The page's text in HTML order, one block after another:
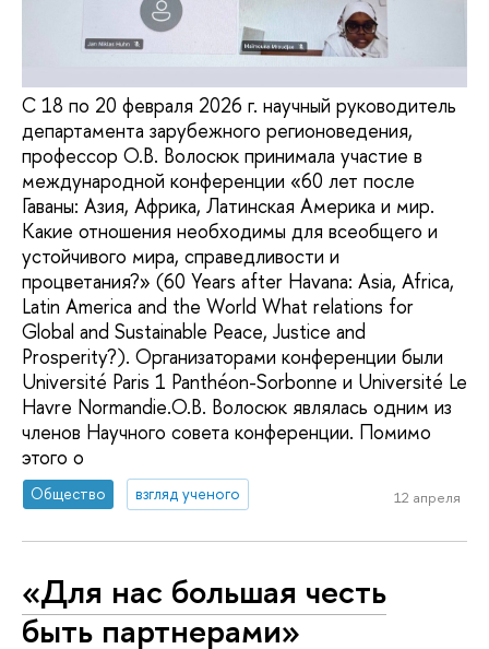
С 18 по 20 февраля 2026 г. научный руководитель
департамента зарубежного регионоведения,
профессор О.В. Волосюк принимала участие в
международной конференции «60 лет после
Гаваны: Азия, Африка, Латинская Америка и мир.
Какие отношения необходимы для всеобщего и
устойчивого мира, справедливости и
процветания?» (60 Years after Havana: Asia, Africa,
Latin America and the World What relations for
Global and Sustainable Peace, Justice and
Prosperity?). Организаторами конференции были
Université Paris 1 Panthéon-Sorbonne и Université Le
Havre Normandie.О.В. Волосюк являлась одним из
членов Научного совета конференции. Помимо
этого о
Общество взгляд ученого 12 апреля
«Для нас большая честь
быть партнерами»